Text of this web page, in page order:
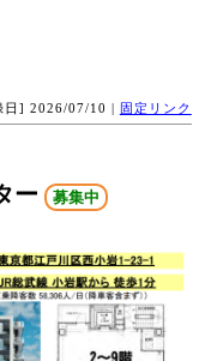
日] 2026/07/10 | 固定リンク
ー 募集中